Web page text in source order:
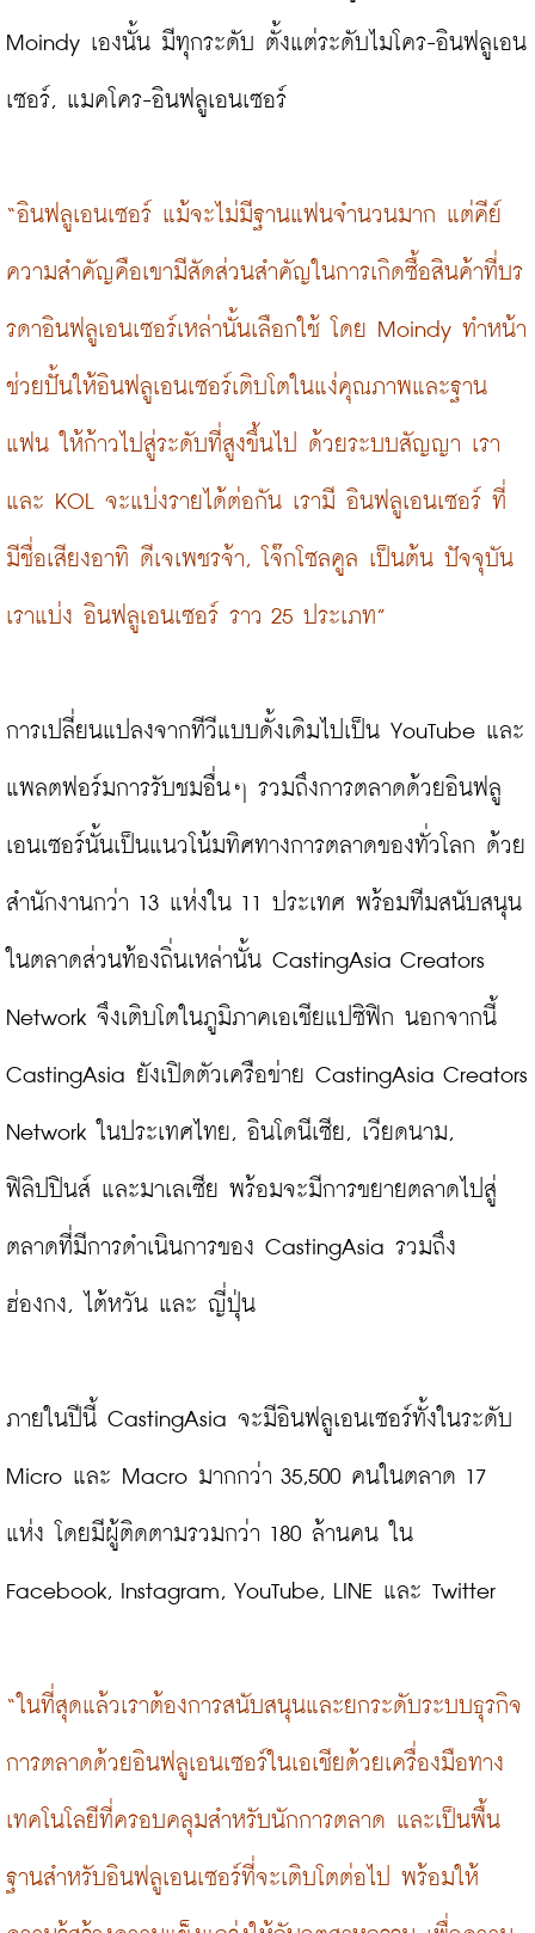
Moindy เองนั้น มีทุกระดับ ตั้งแต่ระดับไมโคร-อินฟลูเอน
เซอร์, แมคโคร-อินฟลูเอนเซอร์
“อินฟลูเอนเซอร์ แม้จะไม่มีฐานแฟนจำนวนมาก แต่คีย์
ความสำคัญคือเขามีสัดส่วนสำคัญในการเกิดซื้อสินค้าที่บร
รดาอินฟลูเอนเซอร์เหล่านั้นเลือกใช้ โดย Moindy ทำหน้า
ช่วยปั้นให้อินฟลูเอนเซอร์เติบโตในแง่คุณภาพและฐาน
แฟน ให้ก้าวไปสู่ระดับที่สูงขึ้นไป ด้วยระบบสัญญา เรา
และ KOL จะแบ่งรายได้ต่อกัน เรามี อินฟลูเอนเซอร์ ที่
มีชื่อเสียงอาทิ ดีเจเพชรจ้า, โจ๊กโซลคูล เป็นต้น ปัจจุบัน
เราแบ่ง อินฟลูเอนเซอร์ ราว 25 ประเภท”
การเปลี่ยนแปลงจากทีวีแบบดั้งเดิมไปเป็น YouTube และ
แพลตฟอร์มการรับชมอื่นๆ รวมถึงการตลาดด้วยอินฟลู
เอนเซอร์นั้นเป็นแนวโน้มทิศทางการตลาดของทั่วโลก ด้วย
สำนักงานกว่า 13 แห่งใน 11 ประเทศ พร้อมทีมสนับสนุน
ในตลาดส่วนท้องถิ่นเหล่านั้น CastingAsia Creators
Network จึงเติบโตในภูมิภาคเอเชียแปซิฟิก นอกจากนี้
CastingAsia ยังเปิดตัวเครือข่าย CastingAsia Creators
Network ในประเทศไทย, อินโดนีเซีย, เวียดนาม,
ฟิลิปปินส์ และมาเลเซีย พร้อมจะมีการขยายตลาดไปสู่
ตลาดที่มีการดำเนินการของ CastingAsia รวมถึง
ฮ่องกง, ไต้หวัน และ ญี่ปุ่น
ภายในปีนี้ CastingAsia จะมีอินฟลูเอนเซอร์ทั้งในระดับ
Micro และ Macro มากกว่า 35,500 คนในตลาด 17
แห่ง โดยมีผู้ติดตามรวมกว่า 180 ล้านคน ใน
Facebook, Instagram, YouTube, LINE และ Twitter
“ในที่สุดแล้วเราต้องการสนับสนุนและยกระดับระบบธุรกิจ
การตลาดด้วยอินฟลูเอนเซอร์ในเอเชียด้วยเครื่องมือทาง
เทคโนโลยีที่ครอบคลุมสำหรับนักการตลาด และเป็นพื้น
ฐานสำหรับอินฟลูเอนเซอร์ที่จะเติบโตต่อไป พร้อมให้